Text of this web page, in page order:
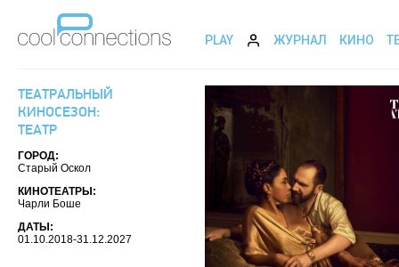
PLAY ЖУРНАЛ КИНО
ТЕАТРАЛЬНЫЙ
КИНОСЕЗОН:
ТЕАТР
ГОРОД:
Старый Оскол
КИНОТЕАТРЫ:
Чарли Боше
ДАТЫ:
01.10.2018-31.12.2027